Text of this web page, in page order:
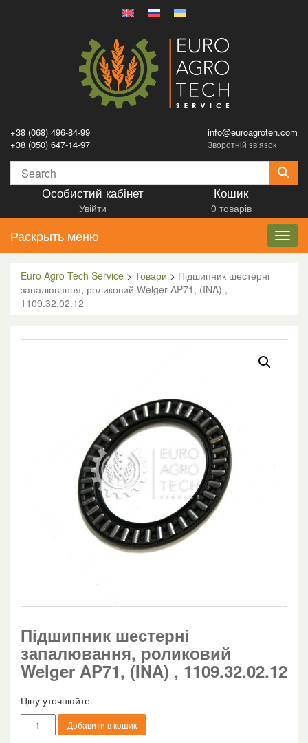
+38 (068) 496-84-99
+38 (050) 647-14-97
info@euroagroteh.com
Зворотній зв’язок
Особистий кабінет
Увійти
Кошик
0 товарів
Раскрыть меню
Euro Agro Tech Service > Товари > Підшипник шестерні
запалювання, роликовий Welger AP71, (INA) ,
1109.32.02.12
Підшипник шестерні
запалювання, роликовий
Welger AP71, (INA) , 1109.32.02.12
Ціну уточнюйте
Підшипник
шестерні
Добавити в кошик